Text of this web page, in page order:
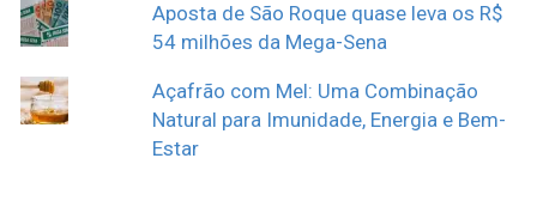
Aposta de São Roque quase leva os R$
54 milhões da Mega-Sena
Açafrão com Mel: Uma Combinação
Natural para Imunidade, Energia e Bem-
Estar